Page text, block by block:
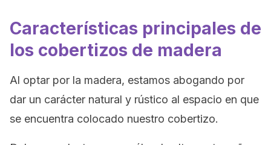
Características principales de
los cobertizos de madera
Al optar por la madera, estamos abogando por
dar un carácter natural y rústico al espacio en que
se encuentra colocado nuestro cobertizo.